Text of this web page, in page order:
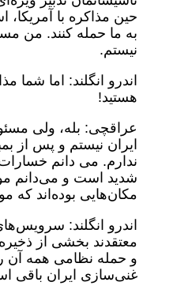
حین مذاکره با آمریکا،
به ما حمله کنند. من
نیستم.
اندرو انگلند: اما شما
هستید!
عراقچی: بله، ولی
ایران نیستم و پس از
ندارم. می دانم
شدید است و می‌دانم
مکان‌هایی بوده‌اند که
اندرو انگلند:
معتقدند بخشی از
و حمله نظامی همه آن
غنی‌سازی ایران باقی